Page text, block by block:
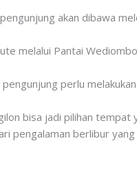
akan dibawa
melalui Pantai
pengunjung perlu
bisa jadi pilihan tempat
pengalaman berlibur